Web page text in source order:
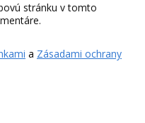
stránku v tomto
a Zásadami ochrany